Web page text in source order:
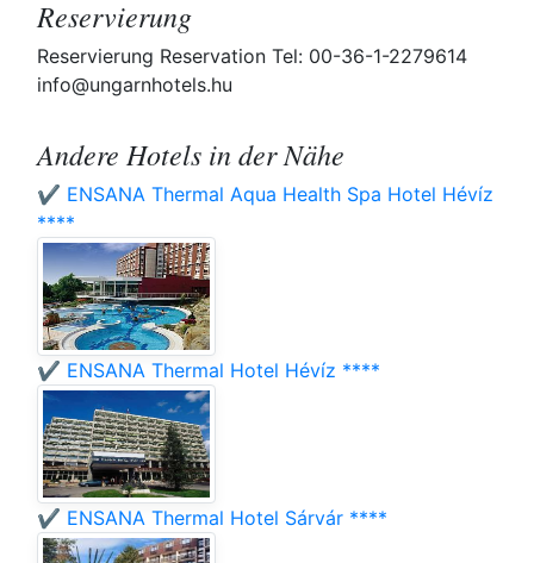
Reservierung
Reservierung Reservation Tel: 00-36-1-2279614
info@ungarnhotels.hu
Andere Hotels in der Nähe
✔️ ENSANA Thermal Aqua Health Spa Hotel Hévíz
****
✔️ ENSANA Thermal Hotel Hévíz ****
✔️ ENSANA Thermal Hotel Sárvár ****